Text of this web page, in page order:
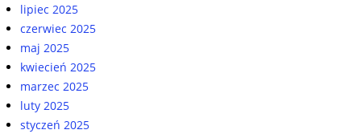
lipiec 2025
czerwiec 2025
maj 2025
kwiecień 2025
marzec 2025
luty 2025
styczeń 2025